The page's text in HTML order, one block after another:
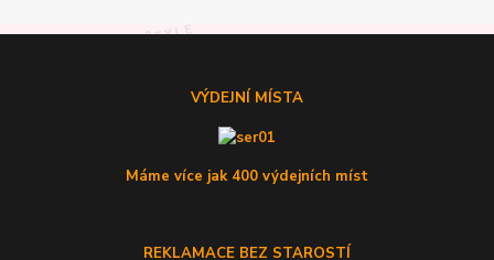
VÝDEJNÍ MÍSTA
Máme více jak 400 výdejních míst
REKLAMACE BEZ STAROSTÍ